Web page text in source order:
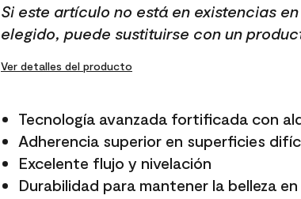
Si este artículo no está en existencias
elegido, puede sustituirse con un
Ver detalles del producto
Tecnología avanzada fortificada con
Adherencia superior en superficies
Excelente flujo y nivelación
Durabilidad para mantener la belleza